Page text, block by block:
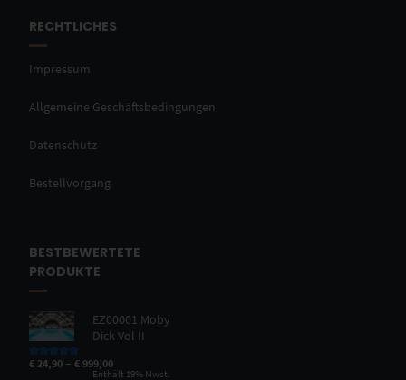
RECHTLICHES
Impressum
Allgemeine Geschäftsbedingungen
Datenschutz
Bestellvorgang
BESTBEWERTETE
PRODUKTE
EZ00001 Moby
Dick Vol II
Bewertet mit
von 5
€ 24,90 –€ 999,00
Enthält 19% Mwst.